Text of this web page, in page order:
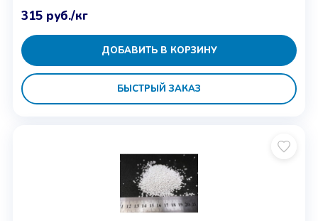
315 руб./кг
ДОБАВИТЬ В КОРЗИНУ
БЫСТРЫЙ ЗАКАЗ